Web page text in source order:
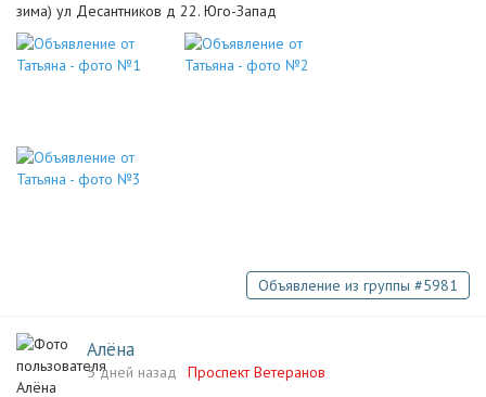
зима) ул Десантников д 22. Юго-Запад
Объявление из группы #5981
Алёна
5 дней назад Проспект Ветеранов